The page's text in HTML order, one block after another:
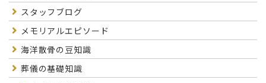
スタッフブログ
メモリアルエピソード
海洋散骨の豆知識
葬儀の基礎知識